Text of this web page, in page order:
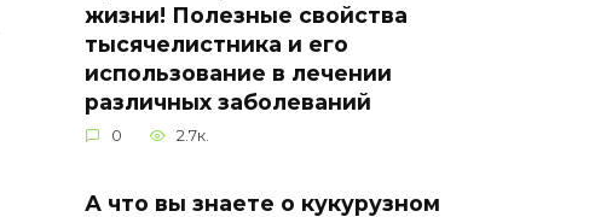
жизни! Полезные свойства
тысячелистника и его
использование в лечении
различных заболеваний
0 2.7к.
А что вы знаете о кукурузном